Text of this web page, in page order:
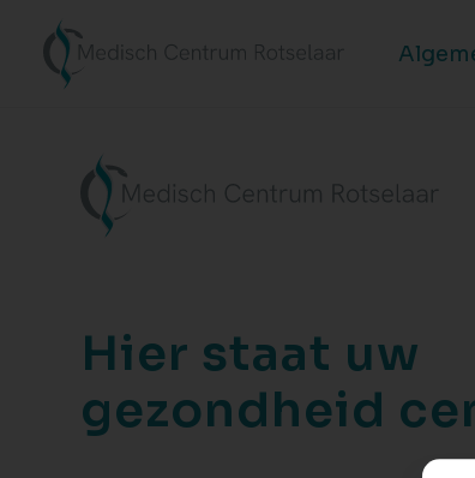
Hier staat uw
gezondheid